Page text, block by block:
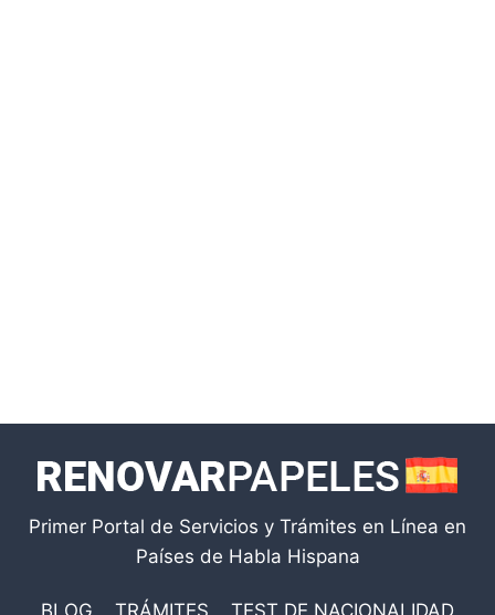
Primer Portal de Servicios y Trámites en Línea en
Países de Habla Hispana
BLOG TRÁMITES TEST DE NACIONALIDAD